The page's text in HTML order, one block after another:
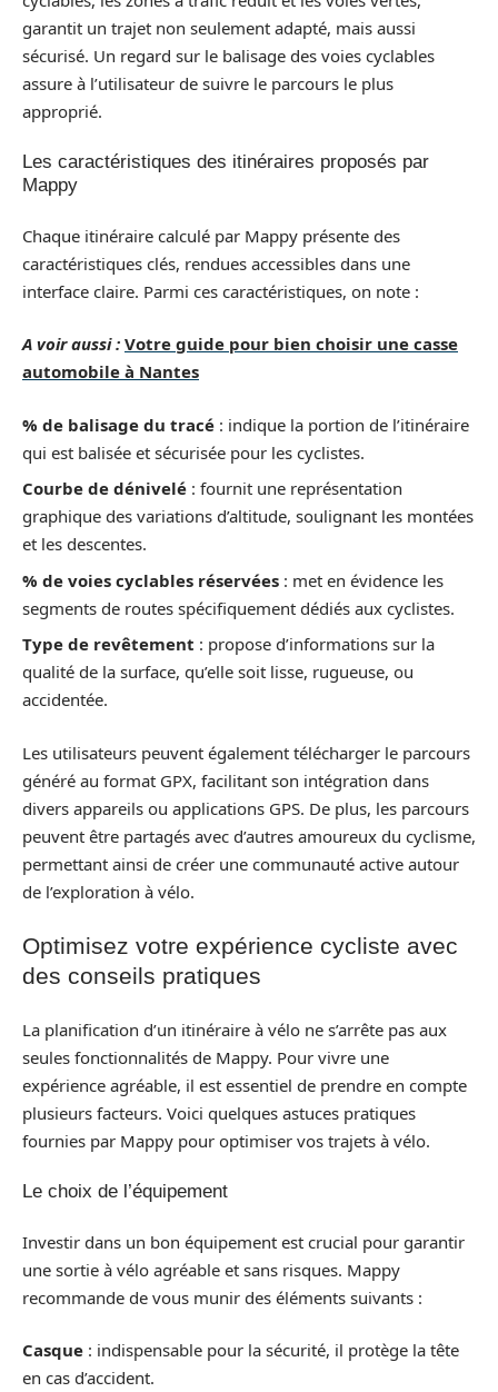
garantit un trajet non seulement adapté, mais aussi
sécurisé. Un regard sur le balisage des voies cyclables
assure à l’utilisateur de suivre le parcours le plus
approprié.
Les caractéristiques des itinéraires proposés par
Mappy
Chaque itinéraire calculé par Mappy présente des
caractéristiques clés, rendues accessibles dans une
interface claire. Parmi ces caractéristiques, on note :
A voir aussi : Votre guide pour bien choisir une casse
automobile à Nantes
% de balisage du tracé : indique la portion de l’itinéraire
qui est balisée et sécurisée pour les cyclistes.
Courbe de dénivelé : fournit une représentation
graphique des variations d’altitude, soulignant les montées
et les descentes.
% de voies cyclables réservées : met en évidence les
segments de routes spécifiquement dédiés aux cyclistes.
Type de revêtement : propose d’informations sur la
qualité de la surface, qu’elle soit lisse, rugueuse, ou
accidentée.
Les utilisateurs peuvent également télécharger le parcours
généré au format GPX, facilitant son intégration dans
divers appareils ou applications GPS. De plus, les parcours
peuvent être partagés avec d’autres amoureux du cyclisme,
permettant ainsi de créer une communauté active autour
de l’exploration à vélo.
Optimisez votre expérience cycliste avec
des conseils pratiques
La planification d’un itinéraire à vélo ne s’arrête pas aux
seules fonctionnalités de Mappy. Pour vivre une
expérience agréable, il est essentiel de prendre en compte
plusieurs facteurs. Voici quelques astuces pratiques
fournies par Mappy pour optimiser vos trajets à vélo.
Le choix de l’équipement
Investir dans un bon équipement est crucial pour garantir
une sortie à vélo agréable et sans risques. Mappy
recommande de vous munir des éléments suivants :
Casque : indispensable pour la sécurité, il protège la tête
en cas d’accident.